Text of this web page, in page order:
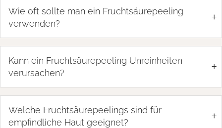
Wie oft sollte man ein Fruchtsäurepeeling
verwenden?
+
Kann ein Fruchtsäurepeeling Unreinheiten
verursachen?
+
Welche Fruchtsäurepeelings sind für
empfindliche Haut geeignet?
+